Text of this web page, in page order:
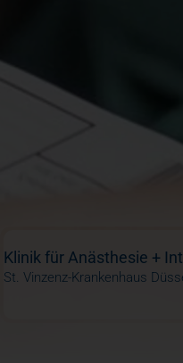
Klinik für Anästhesie +
St. Vinzenz-Krankenhaus